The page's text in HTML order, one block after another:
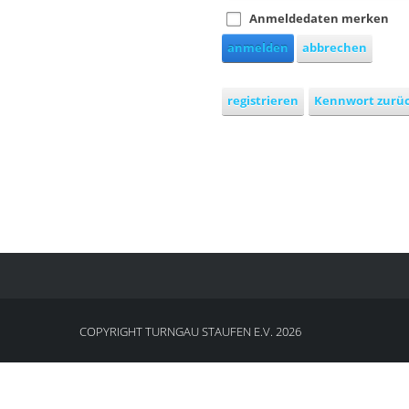
Anmeldedaten merken
anmelden
abbrechen
registrieren Kennwort
COPYRIGHT TURNGAU STAUFEN E.V. 2026